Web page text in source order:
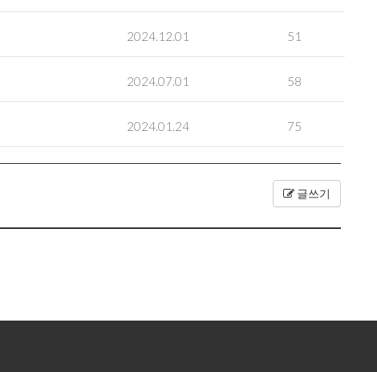
2024.12.01 51
2024.07.01 58
2024.01.24 75
글쓰기